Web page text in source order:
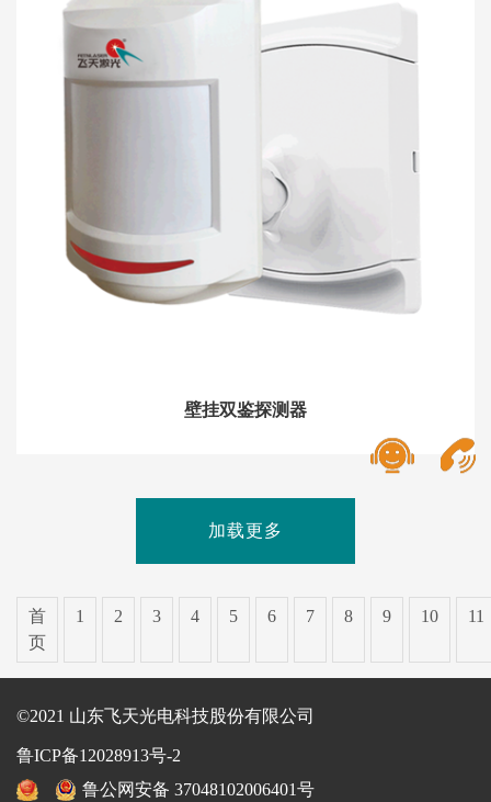
壁挂双鉴探测器
加载更多
首
页
1 2 3 4 5 6 7 8 9 10 11
©2021 山东飞天光电科技股份有限公司
鲁ICP备12028913号-2
鲁公网安备 37048102006401号